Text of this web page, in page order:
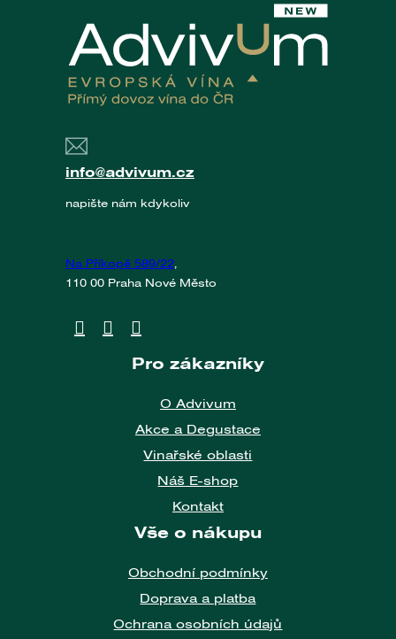
info@advivum.cz
napište nám kdykoliv
Na Příkopě 589/22
110 00 Praha Nové Město
Pro zákazníky
O Advivum
Akce a Degustace
Vinařské oblasti
Náš E-shop
Kontakt
Vše o nákupu
Obchodní podmínky
Doprava a platba
Ochrana osobních údajů